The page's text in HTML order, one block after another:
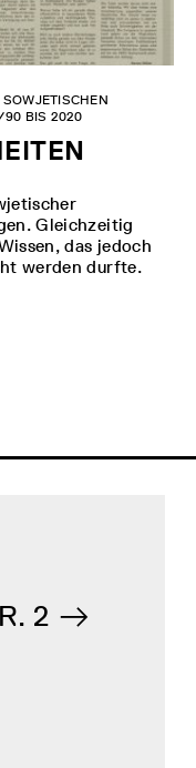
90 BIS 2020
Gleichzeitig
das jedoch
werden durfte.
2